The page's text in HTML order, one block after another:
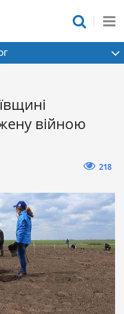
війною
218